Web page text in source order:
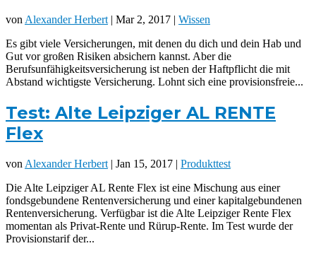
von Alexander Herbert | Mar 2, 2017 | Wissen
Es gibt viele Versicherungen, mit denen du dich und dein Hab und
Gut vor großen Risiken absichern kannst. Aber die
Berufsunfähigkeitsversicherung ist neben der Haftpflicht die mit
Abstand wichtigste Versicherung. Lohnt sich eine provisionsfreie...
Test: Alte Leipziger AL RENTE
Flex
von Alexander Herbert | Jan 15, 2017 | Produkttest
Die Alte Leipziger AL Rente Flex ist eine Mischung aus einer
fondsgebundene Rentenversicherung und einer kapitalgebundenen
Rentenversicherung. Verfügbar ist die Alte Leipziger Rente Flex
momentan als Privat-Rente und Rürup-Rente. Im Test wurde der
Provisionstarif der...